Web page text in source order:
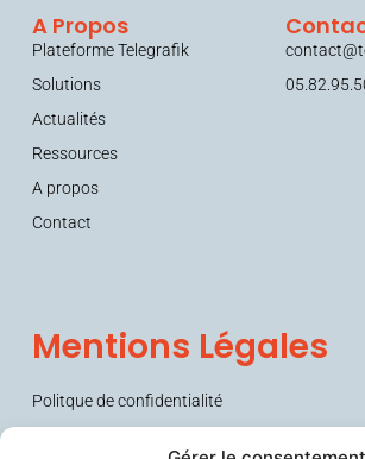
A Propos
Plateforme Telegrafik
Solutions
Actualités
Ressources
A propos
Contact
Mentions Légales
Politque de confidentialité